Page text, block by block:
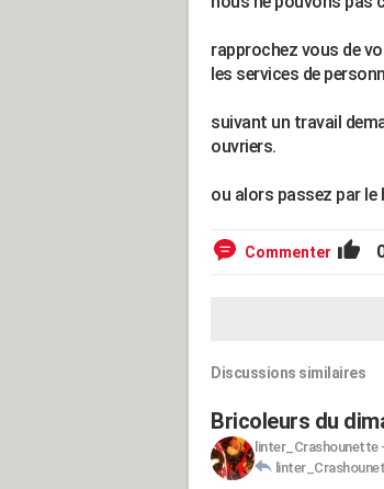
rapprochez vous de
les services de
suivant un travail
ouvriers.
ou alors passez par le
Commenter
Discussions similaires
Bricoleurs du
linter_Crashounette-